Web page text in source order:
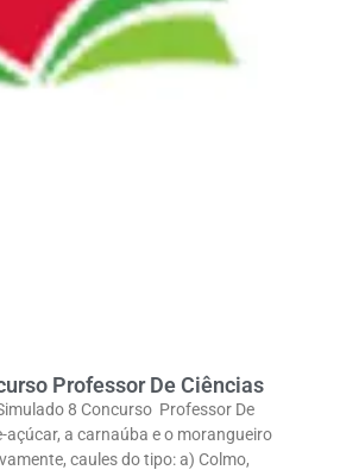
Professor De Ciências
8 Concurso Professor De
açúcar, a carnaúba e o morangueiro
caules do tipo: a) Colmo,